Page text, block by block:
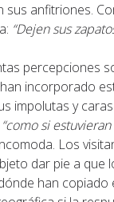
sus anfitriones.
“Dejen sus
percepciones
incorporado
impolutas y
“como si
Los
dar pie a que
han